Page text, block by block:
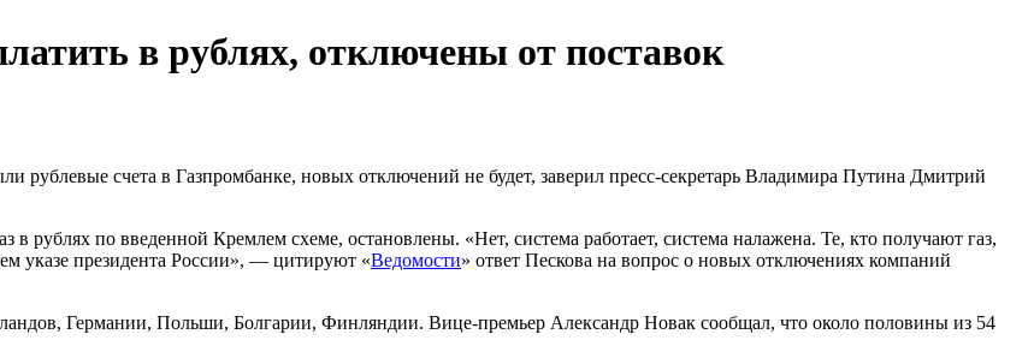
в рублях, отключены от поставок
рублевые счета в Газпромбанке, новых отключений не будет, заверил пресс-секретарь Владимира Путина Дмитрий
в рублях по введенной Кремлем схеме, остановлены. «Нет, система работает, система налажена. Те, кто получают газ,
указе президента России», — цитируют «Ведомости» ответ Пескова на вопрос о новых отключениях компаний
Германии, Польши, Болгарии, Финляндии. Вице-премьер Александр Новак сообщал, что около половины из 54